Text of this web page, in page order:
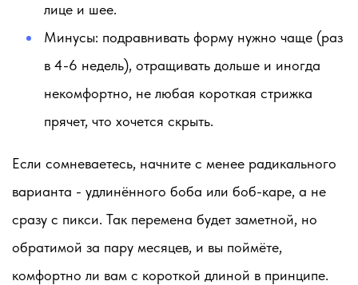
лице и шее.
Минусы: подравнивать форму нужно чаще (раз
в 4-6 недель), отращивать дольше и иногда
некомфортно, не любая короткая стрижка
прячет, что хочется скрыть.
Если сомневаетесь, начните с менее радикального
варианта - удлинённого боба или боб-каре, а не
сразу с пикси. Так перемена будет заметной, но
обратимой за пару месяцев, и вы поймёте,
комфортно ли вам с короткой длиной в принципе.